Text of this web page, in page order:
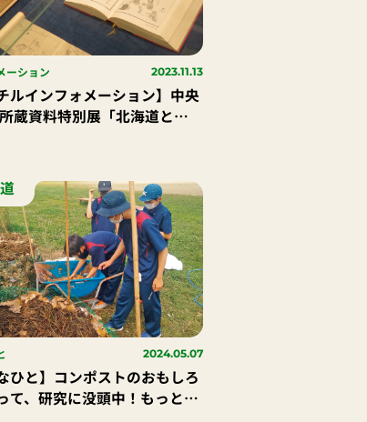
ーション 2023.11.13
ルインフォメーション】中央
蔵資料特別展「北海道とマ
2024.05.07
ひと】コンポストのおもしろ
て、研究に没頭中！もっとた